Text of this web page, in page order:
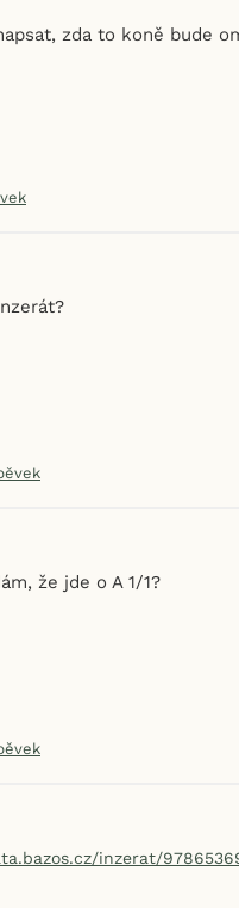
zda to koně bude
že jde o A 1/1?
inzerat/